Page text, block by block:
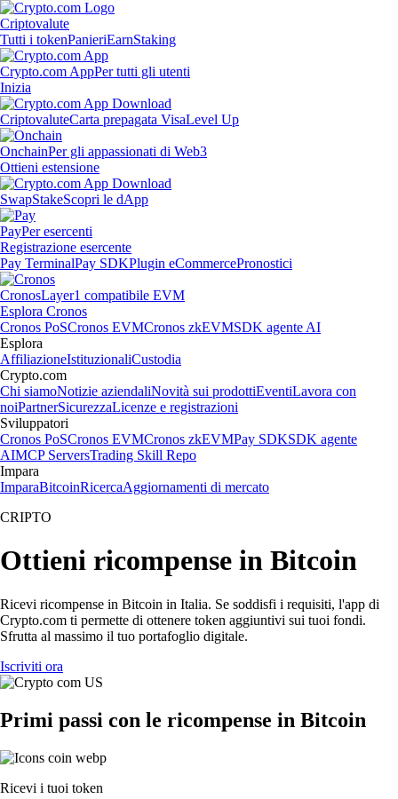
Criptovalute
Tutti i tokenPanieriEarnStaking
Crypto.com AppPer tutti gli utenti
Inizia
CriptovaluteCarta prepagata VisaLevel Up
OnchainPer gli appassionati di Web3
Ottieni estensione
SwapStakeScopri le dApp
PayPer esercenti
Registrazione esercente
Pay TerminalPay SDKPlugin eCommercePronostici
CronosLayer1 compatibile EVM
Esplora Cronos
Cronos PoSCronos EVMCronos zkEVMSDK agente AI
Esplora
AffiliazioneIstituzionaliCustodia
Crypto.com
Chi siamoNotizie aziendaliNovità sui prodottiEventiLavora con
noiPartnerSicurezzaLicenze e registrazioni
Sviluppatori
Cronos PoSCronos EVMCronos zkEVMPay SDKSDK agente
AIMCP ServersTrading Skill Repo
Impara
ImparaBitcoinRicercaAggiornamenti di mercato
CRIPTO
Ottieni ricompense in Bitcoin
Ricevi ricompense in Bitcoin in Italia. Se soddisfi i requisiti, l'app di
Crypto.com ti permette di ottenere token aggiuntivi sui tuoi fondi.
Sfrutta al massimo il tuo portafoglio digitale.
Iscriviti ora
Primi passi con le ricompense in Bitcoin
Ricevi i tuoi token